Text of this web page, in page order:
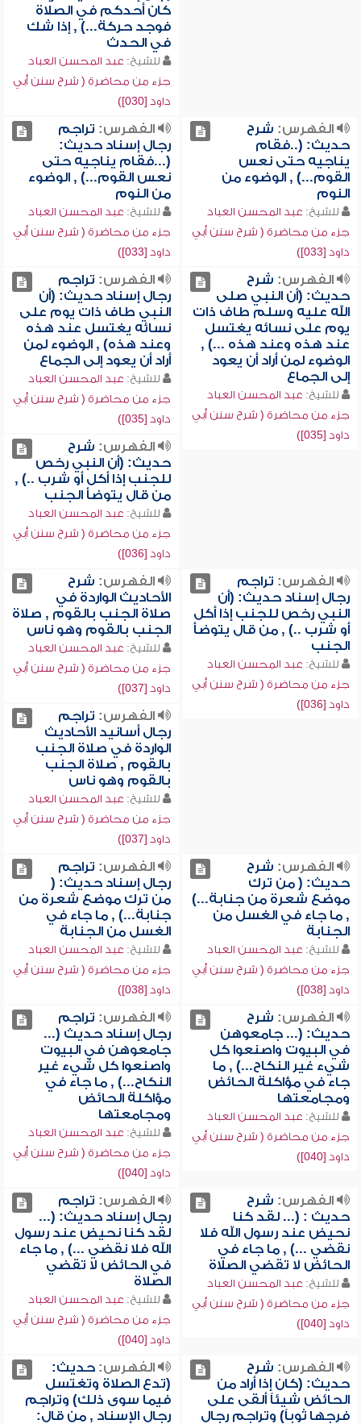
كان أحدكم في الصلاة
فوجد حركة...) , إذا شك
في الحدث
للشيخ: عبد المحسن العباد
جزء من محاضرة ( شرح سنن أبي
داود [030])
الفهرس: شرح
حديث: (..فقام
يناجيه حتى نعس
القوم...) , الوضوء من
النوم
للشيخ: عبد المحسن العباد
جزء من محاضرة ( شرح سنن أبي
داود [033])
الفهرس: تراجم
رجال إسناد حديث:
(...فقام يناجيه حتى
نعس القوم...) , الوضوء
من النوم
للشيخ: عبد المحسن العباد
جزء من محاضرة ( شرح سنن أبي
داود [033])
الفهرس: شرح
حديث: (أن النبي صلى
الله عليه وسلم طاف ذات
يوم على نسائه يغتسل
عند هذه وعند هذه ...) ,
الوضوء لمن أراد أن يعود
إلى الجماع
للشيخ: عبد المحسن العباد
جزء من محاضرة ( شرح سنن أبي
داود [035])
الفهرس: تراجم
رجال إسناد حديث: (أن
النبي طاف ذات يوم على
نسائه يغتسل عند هذه
وعند هذه) , الوضوء لمن
أراد أن يعود إلى الجماع
للشيخ: عبد المحسن العباد
جزء من محاضرة ( شرح سنن أبي
داود [035])
الفهرس: شرح
حديث: (أن النبي رخص
للجنب إذا أكل أو شرب ..) ,
من قال يتوضأ الجنب
للشيخ: عبد المحسن العباد
جزء من محاضرة ( شرح سنن أبي
داود [036])
الفهرس: تراجم
رجال إسناد حديث: (أن
النبي رخص للجنب إذا أكل
أو شرب ..) , من قال يتوضأ
الجنب
للشيخ: عبد المحسن العباد
جزء من محاضرة ( شرح سنن أبي
داود [036])
الفهرس: شرح
الأحاديث الواردة في
صلاة الجنب بالقوم , صلاة
الجنب بالقوم وهو ناس
للشيخ: عبد المحسن العباد
جزء من محاضرة ( شرح سنن أبي
داود [037])
الفهرس: تراجم
رجال أسانيد الأحاديث
الواردة في صلاة الجنب
بالقوم , صلاة الجنب
بالقوم وهو ناس
للشيخ: عبد المحسن العباد
جزء من محاضرة ( شرح سنن أبي
داود [037])
الفهرس: شرح
حديث: ( من ترك
موضع شعرة من جنابة...)
, ما جاء في الغسل من
الجنابة
للشيخ: عبد المحسن العباد
جزء من محاضرة ( شرح سنن أبي
داود [038])
الفهرس: تراجم
رجال إسناد حديث: (
من ترك موضع شعرة من
جنابة...) , ما جاء في
الغسل من الجنابة
للشيخ: عبد المحسن العباد
جزء من محاضرة ( شرح سنن أبي
داود [038])
الفهرس: شرح
حديث: (... جامعوهن
في البيوت واصنعوا كل
شيء غير النكاح...) , ما
جاء في مؤاكلة الحائض
ومجامعتها
للشيخ: عبد المحسن العباد
جزء من محاضرة ( شرح سنن أبي
داود [040])
الفهرس: تراجم
رجال إسناد حديث (...
جامعوهن في البيوت
واصنعوا كل شيء غير
النكاح...) , ما جاء في
مؤاكلة الحائض
ومجامعتها
للشيخ: عبد المحسن العباد
جزء من محاضرة ( شرح سنن أبي
داود [040])
الفهرس: شرح
حديث : (... لقد كنا
نحيض عند رسول الله فلا
نقضي ...) , ما جاء في
الحائض لا تقضي الصلاة
للشيخ: عبد المحسن العباد
جزء من محاضرة ( شرح سنن أبي
داود [040])
الفهرس: تراجم
رجال إسناد حديث: (...
لقد كنا نحيض عند رسول
الله فلا نقضي ...) , ما جاء
في الحائض لا تقضي
الصلاة
للشيخ: عبد المحسن العباد
جزء من محاضرة ( شرح سنن أبي
داود [040])
الفهرس: شرح
حديث: (كان إذا أراد من
الحائض شيئاً ألقى على
فرجها ثوباً) وتراجم رجال
الفهرس:حديث:
(تدع الصلاة وتغتسل
فيما سوى ذلك) وتراجم
رجال الإسناد , من قال: